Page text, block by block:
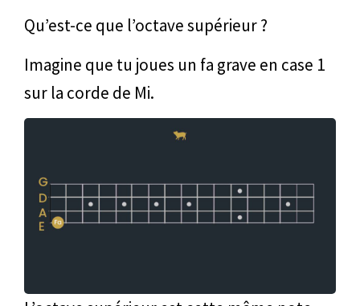
Qu’est-ce que l’octave supérieur ?
Imagine que tu joues un fa grave en case 1
sur la corde de Mi.